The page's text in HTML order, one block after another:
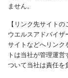
ません。
【リンク先サイトの
ウエルスアドバイザ
サイトなどへリンク
トは当社が管理運
ついて当社は責任を